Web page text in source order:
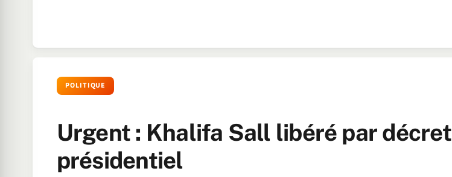
POLITIQUE
Urgent : Khalifa Sall libéré par décret
présidentiel